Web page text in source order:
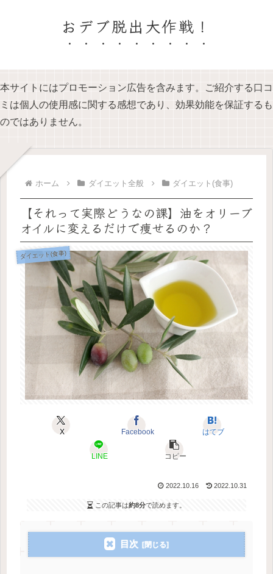
おデブ脱出大作戦！
本サイトにはプロモーション広告を含みます。ご紹介する口コ
ミは個人の使用感に関する感想であり、効果効能を保証するも
のではありません。
ホーム ダイエット全般 ダイエット(食事)
【それって実際どうなの課】油をオリーブ
オイルに変えるだけで痩せるのか？
ダイエット(食事)
X Facebook はてブ
LINE コピー
2022.10.16 2022.10.31
この記事は約8分で読めます。
目次